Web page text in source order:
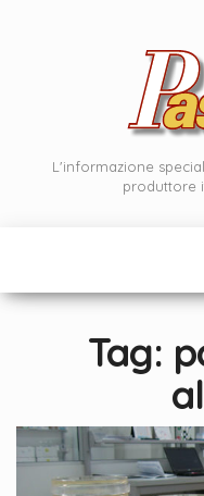
L'informazione
produttore
Tag: